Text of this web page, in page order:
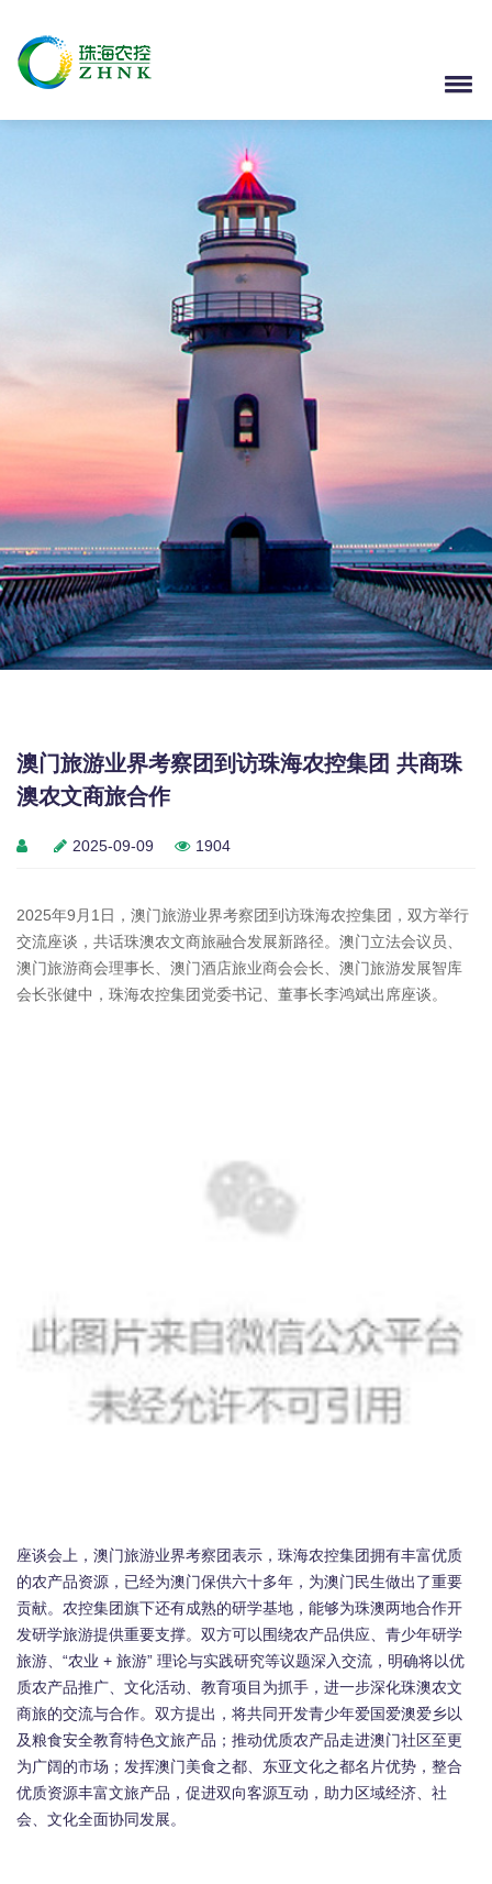
澳门旅游业界考察团到访珠海农控集团 共商珠
澳农文商旅合作
2025-09-09 1904
2025年9月1日，澳门旅游业界考察团到访珠海农控集团，双方举行
交流座谈，共话珠澳农文商旅融合发展新路径。澳门立法会议员、
澳门旅游商会理事长、澳门酒店旅业商会会长、澳门旅游发展智库
会长张健中，珠海农控集团党委书记、董事长李鸿斌出席座谈。
座谈会上，澳门旅游业界考察团表示，珠海农控集团拥有丰富优质
的农产品资源，已经为澳门保供六十多年，为澳门民生做出了重要
贡献。农控集团旗下还有成熟的研学基地，能够为珠澳两地合作开
发研学旅游提供重要支撑。双方可以围绕农产品供应、青少年研学
旅游、“农业 + 旅游” 理论与实践研究等议题深入交流，明确将以优
质农产品推广、文化活动、教育项目为抓手，进一步深化珠澳农文
商旅的交流与合作。双方提出，将共同开发青少年爱国爱澳爱乡以
及粮食安全教育特色文旅产品；推动优质农产品走进澳门社区至更
为广阔的市场；发挥澳门美食之都、东亚文化之都名片优势，整合
优质资源丰富文旅产品，促进双向客源互动，助力区域经济、社
会、文化全面协同发展。